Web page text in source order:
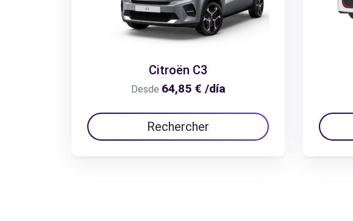
Citroën C3
Desde 64,85 € /día
Rechercher